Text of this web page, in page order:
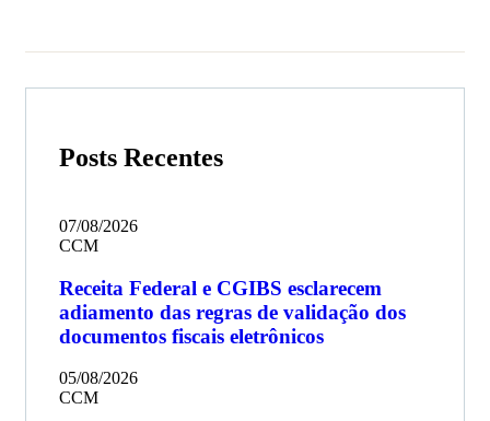
Posts Recentes
07/08/2026
CCM
Receita Federal e CGIBS esclarecem
adiamento das regras de validação dos
documentos fiscais eletrônicos
05/08/2026
CCM